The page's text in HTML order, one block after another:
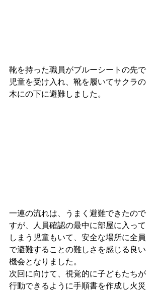
靴を持った職員がブルーシートの先で
児童を受け入れ、靴を履いてサクラの
木にの下に避難しました。
一連の流れは、うまく避難できたので
すが、人員確認の最中に部屋に入って
しまう児童もいて、安全な場所に全員
で避難することの難しさを感じる良い
機会となりました。
次回に向けて、視覚的に子どもたちが
行動できるように手順書を作成し火災